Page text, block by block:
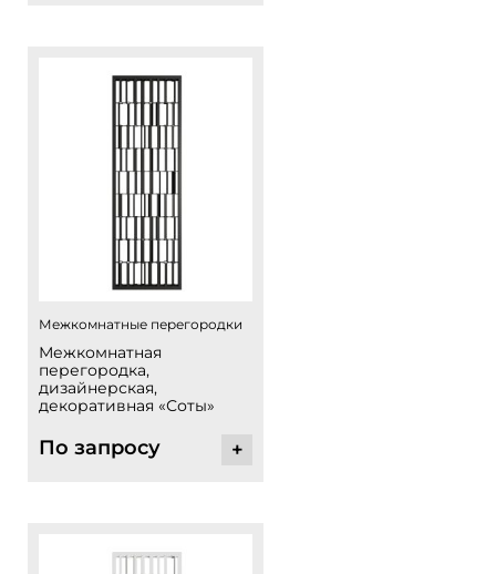
Межкомнатные перегородки
Межкомнатная
перегородка,
дизайнерская,
декоративная «Соты»
По запросу +